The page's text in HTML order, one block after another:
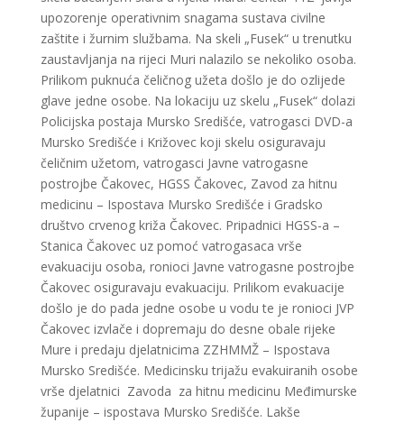
upozorenje operativnim snagama sustava civilne
zaštite i žurnim službama. Na skeli „Fusek“ u trenutku
zaustavljanja na rijeci Muri nalazilo se nekoliko osoba.
Prilikom puknuća čeličnog užeta došlo je do ozlijede
glave jedne osobe. Na lokaciju uz skelu „Fusek“ dolazi
Policijska postaja Mursko Središće, vatrogasci DVD-a
Mursko Središće i Križovec koji skelu osiguravaju
čeličnim užetom, vatrogasci Javne vatrogasne
postrojbe Čakovec, HGSS Čakovec, Zavod za hitnu
medicinu – Ispostava Mursko Središće i Gradsko
društvo crvenog križa Čakovec. Pripadnici HGSS-a –
Stanica Čakovec uz pomoć vatrogasaca vrše
evakuaciju osoba, ronioci Javne vatrogasne postrojbe
Čakovec osiguravaju evakuaciju. Prilikom evakuacije
došlo je do pada jedne osobe u vodu te je ronioci JVP
Čakovec izvlače i dopremaju do desne obale rijeke
Mure i predaju djelatnicima ZZHMMŽ – Ispostava
Mursko Središće. Medicinsku trijažu evakuiranih osobe
vrše djelatnici Zavoda za hitnu medicinu Međimurske
županije – ispostava Mursko Središće. Lakše